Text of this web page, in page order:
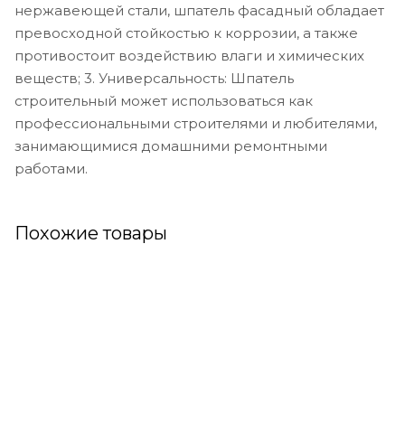
нержавеющей стали, шпатель фасадный обладает
превосходной стойкостью к коррозии, а также
противостоит воздействию влаги и химических
веществ; 3. Универсальность: Шпатель
строительный может использоваться как
профессиональными строителями и любителями,
занимающимися домашними ремонтными
работами.
Похожие товары